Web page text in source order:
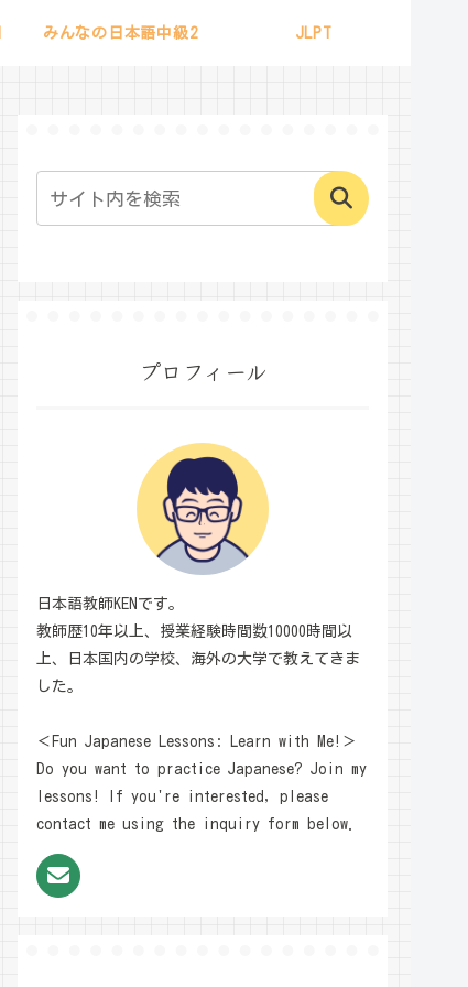
みんなの日本語中級2 JLPT
プロフィール
日本語教師KENです。
教師歴10年以上、授業経験時間数10000時間以
上、日本国内の学校、海外の大学で教えてきま
した。
＜Fun Japanese Lessons: Learn with Me!＞
Do you want to practice Japanese? Join my
lessons! If you're interested, please
contact me using the inquiry form below.